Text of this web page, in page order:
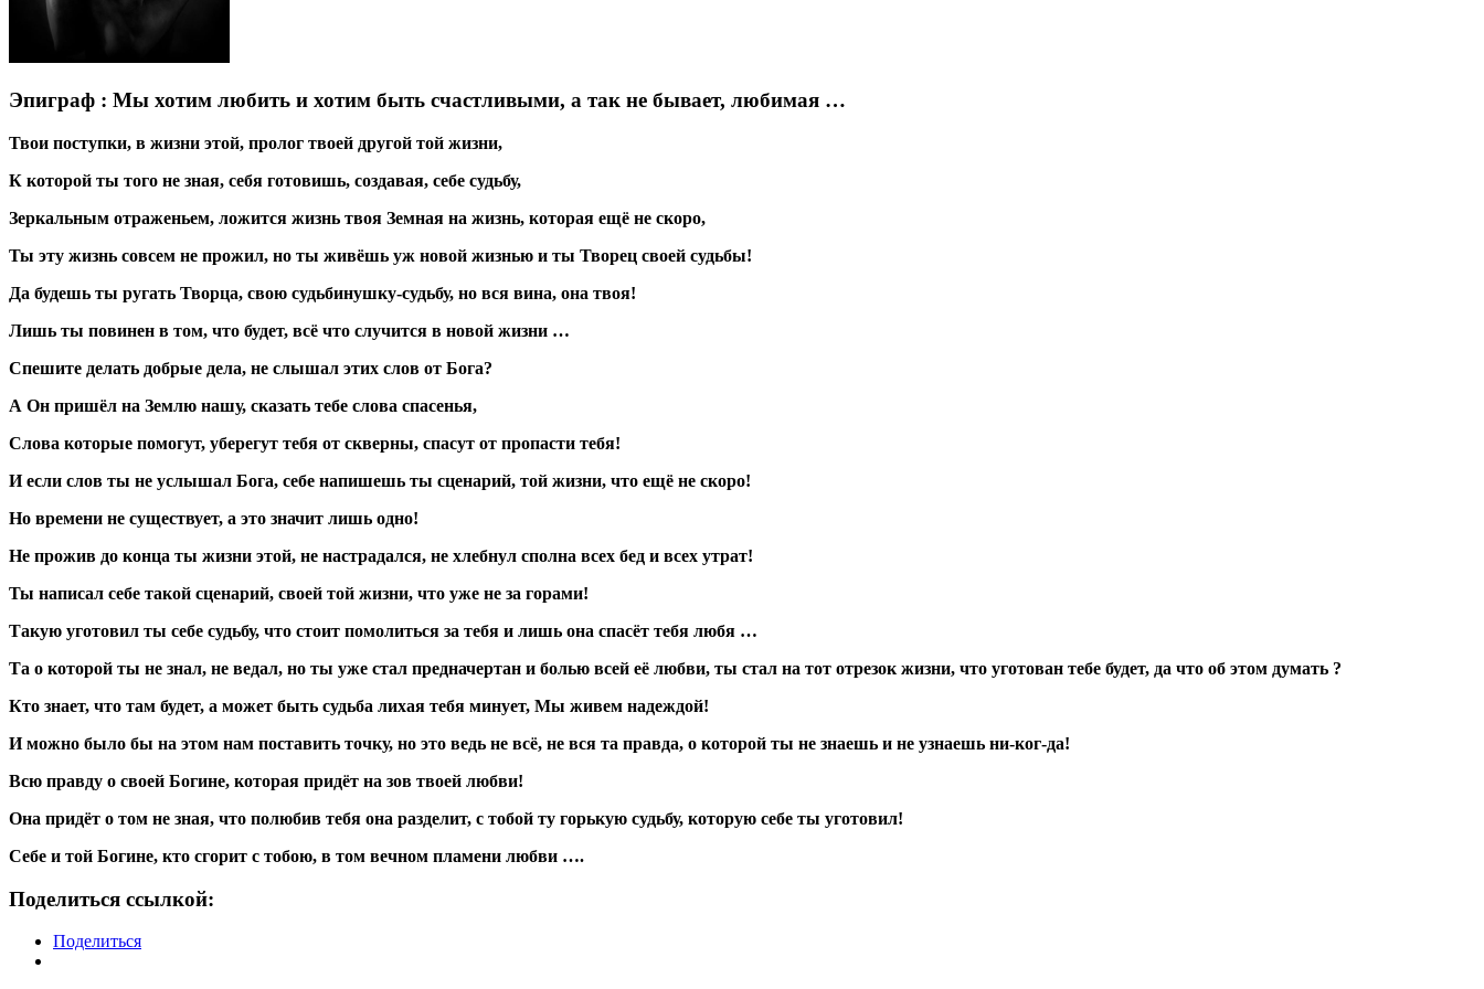
Эпиграф : Мы хотим любить и хотим быть счастливыми, а так не бывает, любимая …
Твои поступки, в жизни этой, пролог твоей другой той жизни,
К которой ты того не зная, себя готовишь, создавая, себе судьбу,
Зеркальным отраженьем, ложится жизнь твоя Земная на жизнь, которая ещё не скоро,
Ты эту жизнь совсем не прожил, но ты живёшь уж новой жизнью и ты Творец своей судьбы!
Да будешь ты ругать Творца, свою судьбинушку-судьбу, но вся вина, она твоя!
Лишь ты повинен в том, что будет, всё что случится в новой жизни …
Спешите делать добрые дела, не слышал этих слов от Бога?
А Он пришёл на Землю нашу, сказать тебе слова спасенья,
Слова которые помогут, уберегут тебя от скверны, спасут от пропасти тебя!
И если слов ты не услышал Бога, себе напишешь ты сценарий, той жизни, что ещё не скоро!
Но времени не существует, а это значит лишь одно!
Не прожив до конца ты жизни этой, не настрадался, не хлебнул сполна всех бед и всех утрат!
Ты написал себе такой сценарий, своей той жизни, что уже не за горами!
Такую уготовил ты себе судьбу, что стоит помолиться за тебя и лишь она спасёт тебя любя …
Та о которой ты не знал, не ведал, но ты уже стал предначертан и болью всей её любви, ты стал на тот отрезок жизни, что уготован тебе будет, да что об этом думать ?
Кто знает, что там будет, а может быть судьба лихая тебя минует, Мы живем надеждой!
И можно было бы на этом нам поставить точку, но это ведь не всё, не вся та правда, о которой ты не знаешь и не узнаешь ни-ког-да!
Всю правду о своей Богине, которая придёт на зов твоей любви!
Она придёт о том не зная, что полюбив тебя она разделит, с тобой ту горькую судьбу, которую себе ты уготовил!
Себе и той Богине, кто сгорит с тобою, в том вечном пламени любви ….
Поделиться ссылкой:
Поделиться